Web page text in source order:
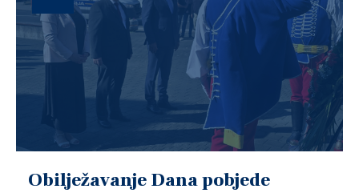
Obilježavanje Dana pobjede